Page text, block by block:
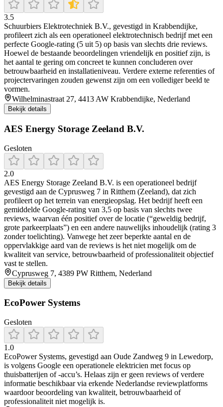
3.5
Schuurbiers Elektrotechniek B.V., gevestigd in Krabbendijke,
profileert zich als een operationeel elektrotechnisch bedrijf met een
perfecte Google-rating (5 uit 5) op basis van slechts drie reviews.
Hoewel de bestaande beoordelingen vriendelijk en positief zijn, is
het aantal te gering om concreet te kunnen concluderen over
betrouwbaarheid en installatieniveau. Verdere externe referenties of
projectervaringen zouden gewenst zijn om een vollediger beeld te
vormen.
Wilhelminastraat 27, 4413 AW Krabbendijke, Nederland
Bekijk details
AES Energy Storage Zeeland B.V.
Gesloten
2.0
AES Energy Storage Zeeland B.V. is een operationeel bedrijf
gevestigd aan de Cyprusweg 7 in Ritthem (Zeeland), dat zich
profileert op het terrein van energieopslag. Het bedrijf heeft een
gemiddelde Google-rating van 3,5 op basis van slechts twee
reviews, waarvan één positief over de locatie (“geweldig bedrijf,
grote parkeerplaats”) en een andere nauwelijks inhoudelijk (rating 3
zonder toelichting). Vanwege het zeer beperkte aantal en de
oppervlakkige aard van de reviews is het niet mogelijk om de
kwaliteit van service, betrouwbaarheid of professionaliteit objectief
vast te stellen.
Cyprusweg 7, 4389 PW Ritthem, Nederland
Bekijk details
EcoPower Systems
Gesloten
1.0
EcoPower Systems, gevestigd aan Oude Zandweg 9 in Lewedorp,
is volgens Google een operationele elektricien met focus op
thuisbatterijen of -accu’s. Helaas zijn er geen reviews of verdere
informatie beschikbaar via erkende Nederlandse reviewplatforms
waardoor beoordeling van kwaliteit, betrouwbaarheid of
professionaliteit niet mogelijk is.